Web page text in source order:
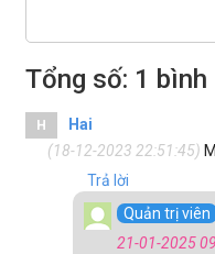
Tổng số: 1 bình
H
Hai
(18-12-2023 22:51:45)
Trả lời
Quản trị viên
21-01-2025